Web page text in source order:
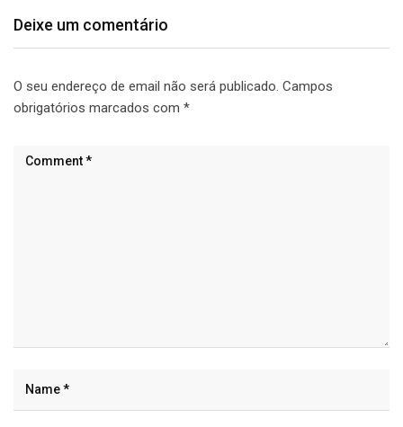
Deixe um comentário
O seu endereço de email não será publicado. Campos
obrigatórios marcados com *